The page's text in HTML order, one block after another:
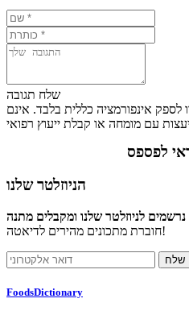
שלח תגובה
לספק אינפורמציה כללית בלבד. אינם
הניוזלטר שלנו
נרשמים לניוזלטר שלנו ומקבלים מתנה
חוברת מתכונים מהירים לדיאטה!
FoodsDictionary